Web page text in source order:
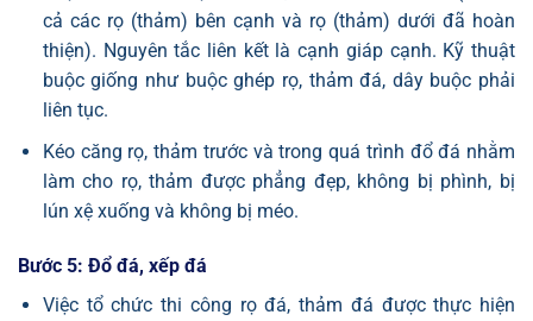
cả các rọ (thảm) bên cạnh và rọ (thảm) dưới đã hoàn
thiện). Nguyên tắc liên kết là cạnh giáp cạnh. Kỹ thuật
buộc giống như buộc ghép rọ, thảm đá, dây buộc phải
liên tục.
Kéo căng rọ, thảm trước và trong quá trình đổ đá nhằm
làm cho rọ, thảm được phẳng đẹp, không bị phình, bị
lún xệ xuống và không bị méo.
Bước 5: Đổ đá, xếp đá
Việc tổ chức thi công rọ đá, thảm đá được thực hiện